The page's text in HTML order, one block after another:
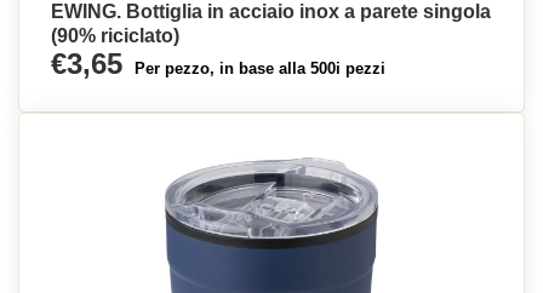
EWING. Bottiglia in acciaio inox a parete singola
(90% riciclato)
€3,65 Per pezzo, in base alla 500i pezzi